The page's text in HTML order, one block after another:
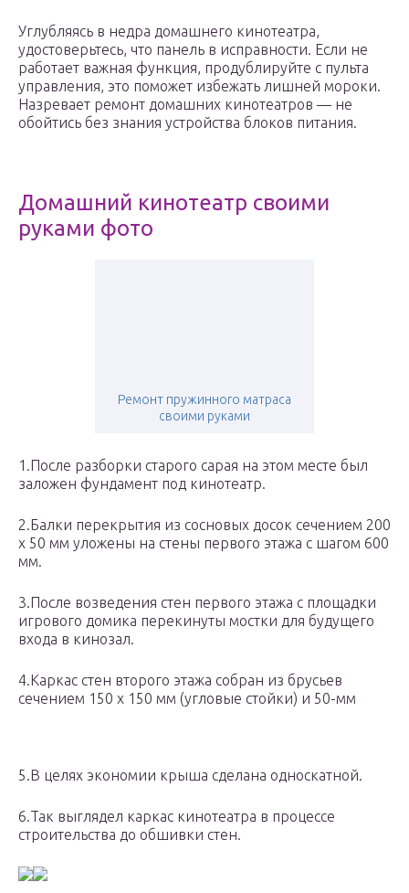
Углубляясь в недра домашнего кинотеатра,
удостоверьтесь, что панель в исправности. Если не
работает важная функция, продублируйте с пульта
управления, это поможет избежать лишней мороки.
Назревает ремонт домашних кинотеатров — не
обойтись без знания устройства блоков питания.
Домашний кинотеатр своими
руками фото
Ремонт пружинного матраса
своими руками
1.После разборки старого сарая на этом месте был
заложен фундамент под кинотеатр.
2.Балки перекрытия из сосновых досок сечением 200
х 50 мм уложены на стены первого этажа с шагом 600
мм.
3.После возведения стен первого этажа с площадки
игрового домика перекинуты мостки для будущего
входа в кинозал.
4.Каркас стен второго этажа собран из брусьев
сечением 150 х 150 мм (угловые стойки) и 50-мм
5.В целях экономии крыша сделана односкатной.
6.Так выглядел каркас кинотеатра в процессе
строительства до обшивки стен.